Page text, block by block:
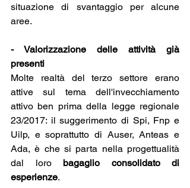
situazione di svantaggio per alcune
aree.
- Valorizzazione delle attività già
presenti
Molte realtà del terzo settore erano
attive sul tema dell'invecchiamento
attivo ben prima della legge regionale
23/2017: il suggerimento di Spi, Fnp e
Uilp, e soprattutto di Auser, Anteas e
Ada, è che si parta nella progettualità
dal loro bagaglio consolidato di
esperienze.